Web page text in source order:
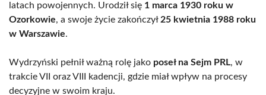
latach powojennych. Urodził się 1 marca 1930 roku w
Ozorkowie, a swoje życie zakończył 25 kwietnia 1988 roku
w Warszawie.
Wydrzyński pełnił ważną rolę jako poseł na Sejm PRL, w
trakcie VII oraz VIII kadencji, gdzie miał wpływ na procesy
decyzyjne w swoim kraju.